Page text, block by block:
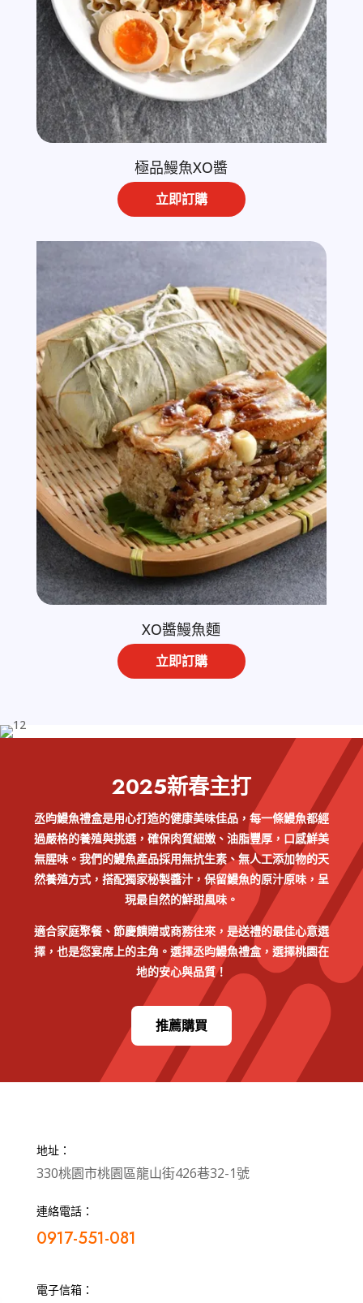
極品鰻魚XO醬
立即訂購
XO醬鰻魚麵
立即訂購
2025新春主打
丞昀鰻魚禮盒是用心打造的健康美味佳品，每一條鰻魚都經
過嚴格的養殖與挑選，確保肉質細嫩、油脂豐厚，口感鮮美
無腥味。我們的鰻魚產品採用無抗生素、無人工添加物的天
然養殖方式，搭配獨家秘製醬汁，保留鰻魚的原汁原味，呈
現最自然的鮮甜風味。
適合家庭聚餐、節慶饋贈或商務往來，是送禮的最佳心意選
擇，也是您宴席上的主角。選擇丞昀鰻魚禮盒，選擇桃園在
地的安心與品質！
推薦購買
地址：
330桃園市桃園區龍山街426巷32-1號
連絡電話：
0917-551-081
電子信箱：